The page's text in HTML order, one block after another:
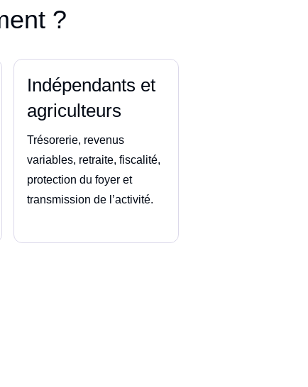
?
Indépendants et
agriculteurs
Trésorerie, revenus
variables, retraite, fiscalité,
protection du foyer et
transmission de l’activité.